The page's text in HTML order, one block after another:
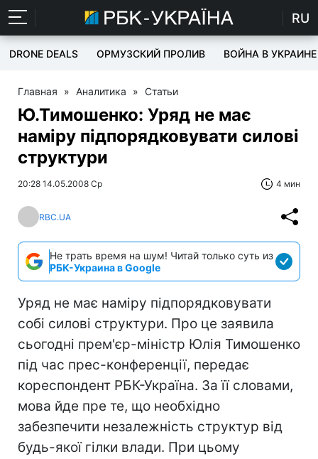
RU
DRONE DEALS ОРМУЗСКИЙ ПРОЛИВ ВОЙНА В УКРАИНЕ
Главная » Аналитика » Статьи
Ю.Тимошенко: Уряд не має
наміру підпорядковувати силові
структури
20:28 14.05.2008 Ср 4 мин
RBC.UA
Не трать время на шум! Читай только суть из
РБК-Украина в Google
Уряд не має наміру підпорядковувати
собі силові структури. Про це заявила
сьогодні прем'єр-міністр Юлія Тимошенко
під час прес-конференції, передає
кореспондент РБК-Україна. За її словами,
мова йде пре те, що необхідно
забезпечити незалежність структур від
будь-якої гілки влади. При цьому